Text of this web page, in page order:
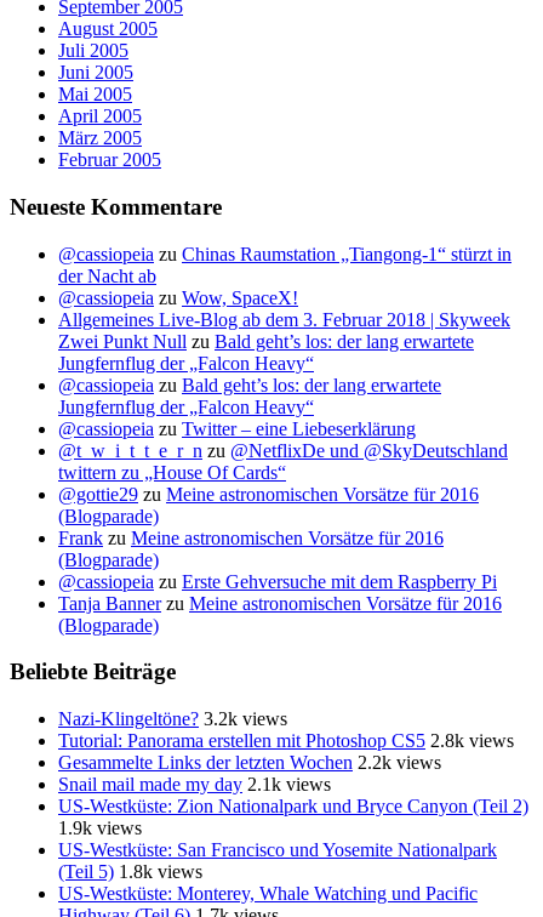
September 2005
August 2005
Juli 2005
Juni 2005
Mai 2005
April 2005
März 2005
Februar 2005
Neueste Kommentare
@cassiopeia zu Chinas Raumstation „Tiangong-1“ stürzt in
der Nacht ab
@cassiopeia zu Wow, SpaceX!
Allgemeines Live-Blog ab dem 3. Februar 2018 | Skyweek
Zwei Punkt Null zu Bald geht’s los: der lang erwartete
Jungfernflug der „Falcon Heavy“
@cassiopeia zu Bald geht’s los: der lang erwartete
Jungfernflug der „Falcon Heavy“
@cassiopeia zu Twitter – eine Liebeserklärung
@t_w_i_t_t_e_r_n zu @NetflixDe und @SkyDeutschland
twittern zu „House Of Cards“
@gottie29 zu Meine astronomischen Vorsätze für 2016
(Blogparade)
Frank zu Meine astronomischen Vorsätze für 2016
(Blogparade)
@cassiopeia zu Erste Gehversuche mit dem Raspberry Pi
Tanja Bannerzu Meine astronomischen Vorsätze für 2016
(Blogparade)
Beliebte Beiträge
Nazi-Klingeltöne? 3.2k views
Tutorial: Panorama erstellen mit Photoshop CS5 2.8k views
Gesammelte Links der letzten Wochen 2.2k views
Snail mail made my day 2.1k views
US-Westküste: Zion Nationalpark und Bryce Canyon (Teil 2)
1.9k views
US-Westküste: San Francisco und Yosemite Nationalpark
(Teil 5) 1.8k views
US-Westküste: Monterey, Whale Watching und Pacific